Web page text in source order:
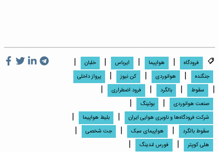
فرودگاه | هواپیما | ایرباس | خلبان |
جنگنده | هوانوردی | کن نیوز | پرواز داخلی
| سقوط | بالگرد | فرود اضطراری |
صنعت هوانوردی | بوئینگ |
شرکت فرودگاه‌ها و ناوبری هوایی ایران | بلیط هواپیما |
سقوط بالگرد | هواپیمای سبک | جت شخصی |
هلی کوپتر | فورس لندینگ
|